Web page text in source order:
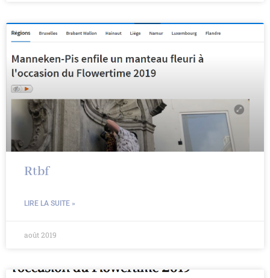
Rtbf
LIRE LA SUITE »
août 2019